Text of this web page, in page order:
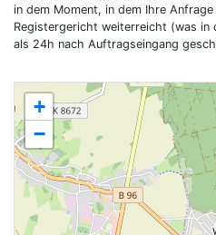
+
−
in dem Moment, in dem Ihre
Registergericht weiterreicht (was in
als 24h nach Auftragseingang